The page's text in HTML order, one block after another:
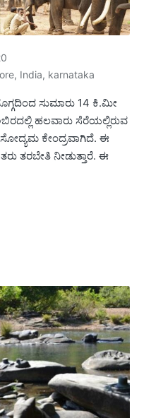
, India, karnataka
ಸುಮಾರು 14 ಕಿ.ಮೀ
ಹಲವಾರು ಸೆರೆಯಲ್ಲಿರುವ
ಕೇಂದ್ರವಾಗಿದೆ. ಈ
ತರಬೇತಿ ನೀಡುತ್ತಾರೆ. ಈ